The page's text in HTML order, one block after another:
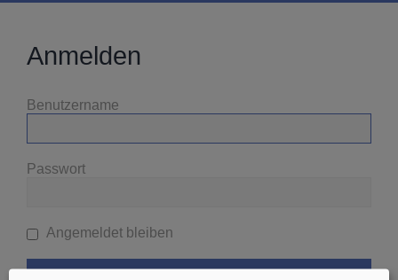
Anmelden
Benutzername
Passwort
Angemeldet bleiben